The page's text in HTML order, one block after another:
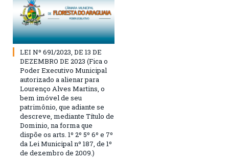
LEI Nº 691/2023, DE 13 DE
DEZEMBRO DE 2023 (Fica o
Poder Executivo Municipal
autorizado a alienar para
Lourenço Alves Martins, o
bem imóvel de seu
patrimônio, que adiante se
descreve, mediante Título de
Dominio, na forma que
dispõe os arts. 1º 2º 5º 6º e 7º
da Lei Municipal nº 187, de 1º
de dezembro de 2009.)